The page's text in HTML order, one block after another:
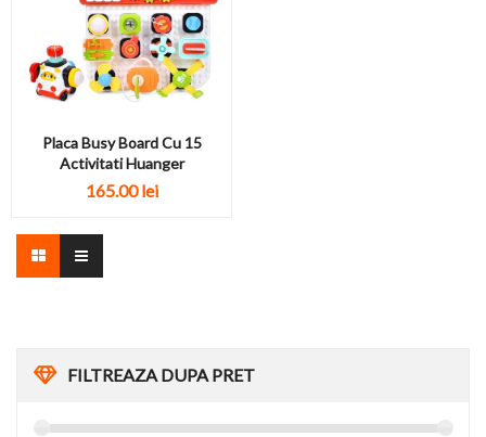
FILTREAZA DUPA PRET
Placa Busy Board Cu 15
Activitati Huanger
165.00 lei